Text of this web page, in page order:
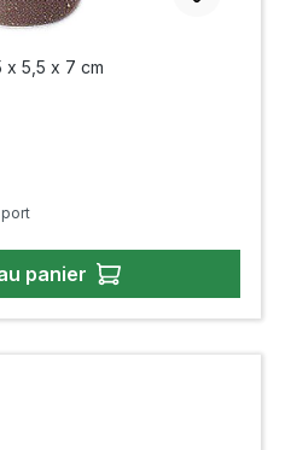
x 5,5 x 7 cm
panier